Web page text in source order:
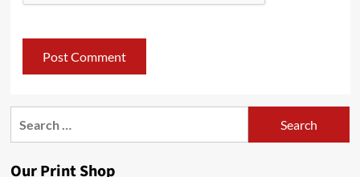
Our Print Shop